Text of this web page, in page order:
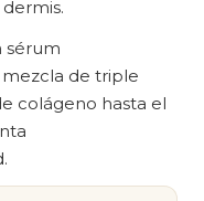
sérum
de triple
colágeno hasta el